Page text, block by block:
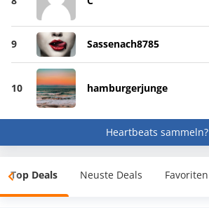
9 Sassenach8785
10 hamburgerjunge
Heartbeats sammeln?
Top Deals Neuste Deals Favoriten